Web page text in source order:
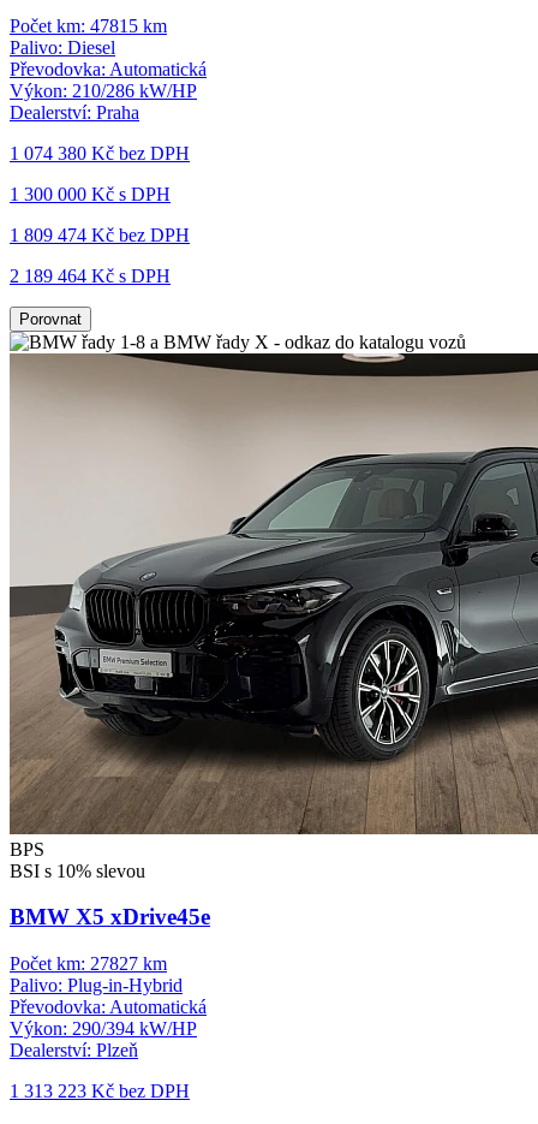
Počet km: 47815 km
Palivo: Diesel
Převodovka: Automatická
Výkon: 210/286 kW/HP
Dealerství: Praha
1 074 380 Kč bez DPH
1 300 000 Kč s DPH
1 809 474 Kč bez DPH
2 189 464 Kč s DPH
Porovnat
BPS
BSI s 10% slevou
BMW X5 xDrive45e
Počet km: 27827 km
Palivo: Plug-in-Hybrid
Převodovka: Automatická
Výkon: 290/394 kW/HP
Dealerství: Plzeň
1 313 223 Kč bez DPH